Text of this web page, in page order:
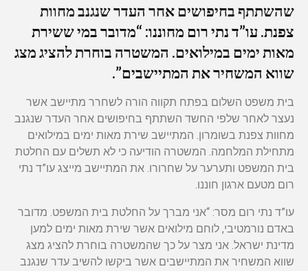
שהשתתף בחיפושים אחר העדר שנגנב מחוות
צפנת. עו”ד נתי רום מחוננו: “מדובר במי ששירת
מאות ימים במילואים. המשטרה בוחרת להציג מצג
שווא המשחיר את המתיישבים”.
בית משפט השלום בפתח תקווה הורה לשחרר מתיישב אשר
נעצר לאחר שלפי החשד השתתף בחיפושים אחר העדר שנגנב
מחוות צפנת בשומרון. המתיישב שירת מאות ימים במילואים
מתחילת המלחמה. המשטרה הודיעה כי לא תשלים עם החלטת
בית המשפט ותערער על שחרורו. את המתיישב מייצג עו”ד נתי
רום מטעם ארגון חוננו.
עו”ד נתי רום מסר: “אני מברך על החלטת בית המשפט. מדובר
באדם נורמטיבי, לוחם מילואים אשר שירת מאות ימים למען
מדינת ישראל. אני מצר על כך שהמשטרה בוחרת להציג מצג
שווא המשחיר את המתיישבים אשר ביקשו להשיב עדר שנגנב